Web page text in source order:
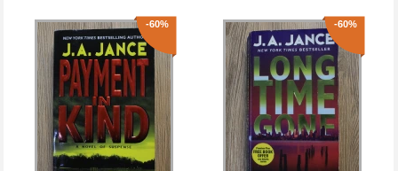
-60% -60%